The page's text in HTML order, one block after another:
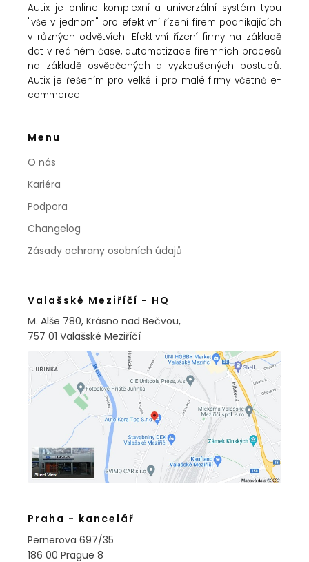
Autix je online komplexní a univerzální systém typu
"vše v jednom" pro efektivní řízení firem podnikajících
v různých odvětvích. Efektivní řízení firmy na základě
dat v reálném čase, automatizace firemních procesů
na základě osvědčených a vyzkoušených postupů.
Autix je řešením pro velké i pro malé firmy včetně e-
commerce.
Menu
O nás
Kariéra
Podpora
Changelog
Zásady ochrany osobních údajů
Valašské Meziříčí - HQ
M. Alše 780, Krásno nad Bečvou,
757 01 Valašské Meziříčí
Praha - kancelář
Pernerova 697/35
186 00 Prague 8